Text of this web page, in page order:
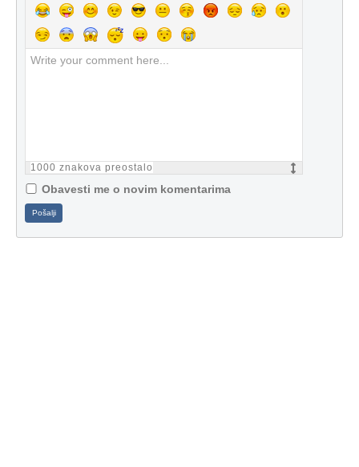
1000 znakova preostalo
Obavesti me o novim komentarima
Pošalji